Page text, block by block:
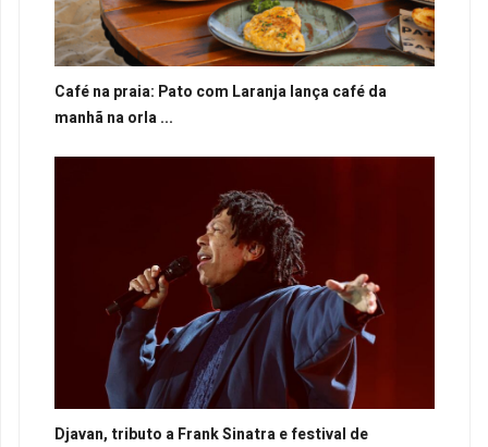
Café na praia: Pato com Laranja lança café da
manhã na orla ...
Djavan, tributo a Frank Sinatra e festival de